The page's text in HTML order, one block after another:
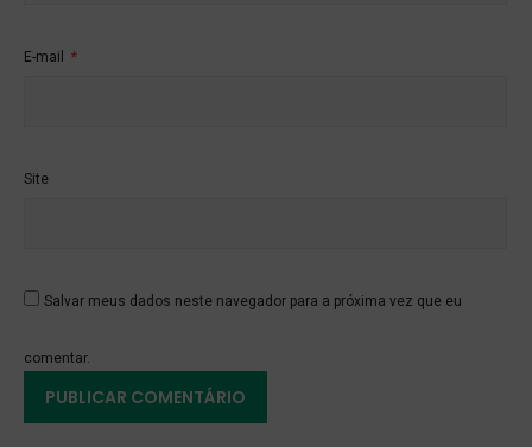
E-mail *
Site
Salvar meus dados neste navegador para a próxima vez que eu
comentar.